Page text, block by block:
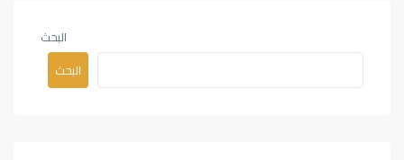
البحث
البحث